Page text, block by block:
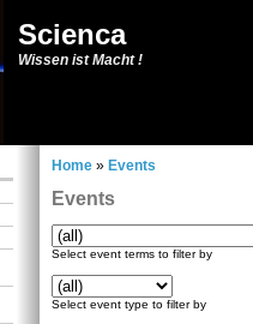
Scienca
Wissen ist Macht !
Home » Events
Events
Select event terms to filter by
Select event type to filter by